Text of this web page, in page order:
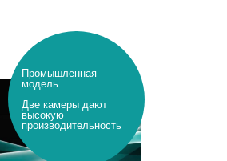
Промышленная
модель
Две камеры дают
высокую
производительность